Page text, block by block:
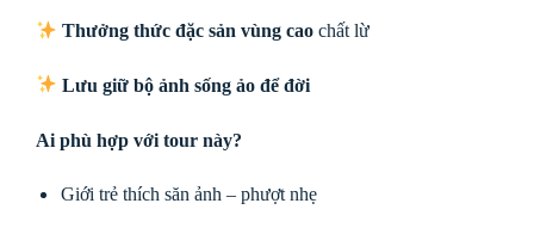
Thưởng thức đặc sản vùng cao chất lừ
Lưu giữ bộ ảnh sống ảo để đời
Ai phù hợp với tour này?
Giới trẻ thích săn ảnh – phượt nhẹ